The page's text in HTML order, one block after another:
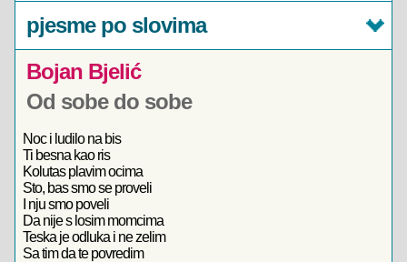
pjesme po slovima
Bojan Bjelić
Od sobe do sobe
Noc i ludilo na bis
Ti besna kao ris
Kolutas plavim ocima
Sto, bas smo se proveli
I nju smo poveli
Da nije s losim momcima
Teska je odluka i ne zelim
Sa tim da te povredim